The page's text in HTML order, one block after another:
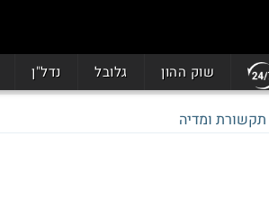
שוק ההון גלובל נדל"ן
תקשורת ומדיה